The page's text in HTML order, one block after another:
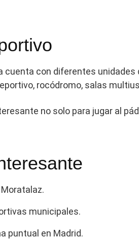
cuenta con diferentes
rocódromo, salas
no solo para jugar al
municipales.
puntual en Madrid.